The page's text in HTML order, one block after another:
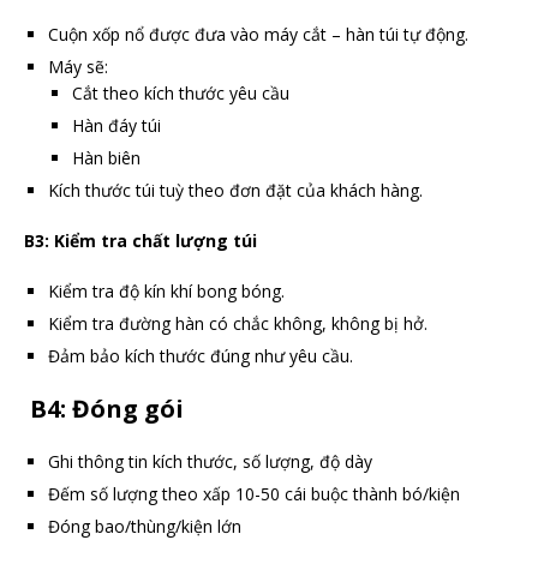
Cuộn xốp nổ được đưa vào máy cắt – hàn túi tự động.
Máy sẽ:
Cắt theo kích thước yêu cầu
Hàn đáy túi
Hàn biên
Kích thước túi tuỳ theo đơn đặt của khách hàng.
B3: Kiểm tra chất lượng túi
Kiểm tra độ kín khí bong bóng.
Kiểm tra đường hàn có chắc không, không bị hở.
Đảm bảo kích thước đúng như yêu cầu.
B4: Đóng gói
Ghi thông tin kích thước, số lượng, độ dày
Đếm số lượng theo xấp 10-50 cái buộc thành bó/kiện
Đóng bao/thùng/kiện lớn